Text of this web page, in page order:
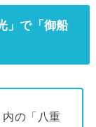
」で「御船
内の「八重